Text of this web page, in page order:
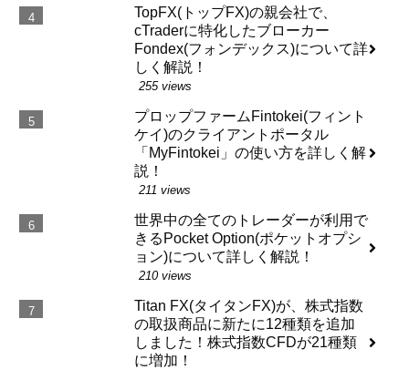
TopFX(トップFX)の親会社で、
cTraderに特化したブローカー
Fondex(フォンデックス)について詳
しく解説！
255 views
プロップファームFintokei(フィント
ケイ)のクライアントポータル
「MyFintokei」の使い方を詳しく解
説！
211 views
世界中の全てのトレーダーが利用で
きるPocket Option(ポケットオプシ
ョン)について詳しく解説！
210 views
Titan FX(タイタンFX)が、株式指数
の取扱商品に新たに12種類を追加
しました！株式指数CFDが21種類
に増加！